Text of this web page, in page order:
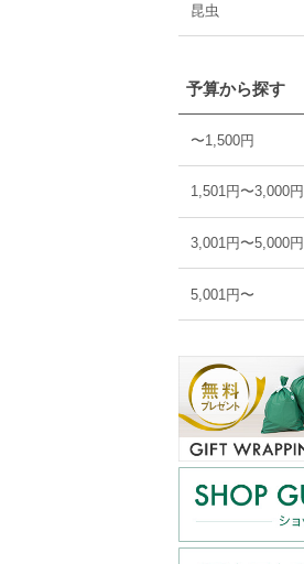
昆虫
予算から探す
〜1,500円
1,501円〜3,000円
3,001円〜5,000円
5,001円〜